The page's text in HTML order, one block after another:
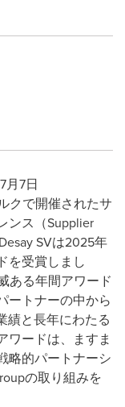
月7日
クで開催されたサ
ンス（Supplier
SVは2025年
を受賞しまし
ある年間アワード
ートナーの中から
績と長年にわたる
ワードは、ますま
略的パートナーシ
の取り組みを